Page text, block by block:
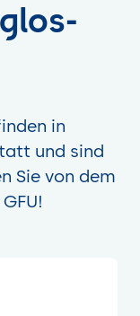
in
und sind
Sie von dem